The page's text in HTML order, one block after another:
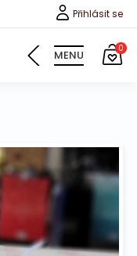
Přihlásit se
MENU 0